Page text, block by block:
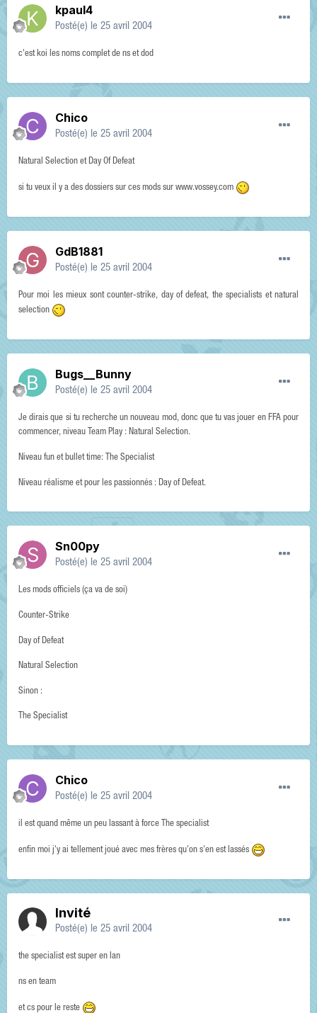
kpaul4
Posté(e) le 25 avril 2004
c'est koi les noms complet de ns et dod
Chico
Posté(e) le 25 avril 2004
Natural Selection et Day Of Defeat
si tu veux il y a des dossiers sur ces mods sur www.vossey.com
GdB1881
Posté(e) le 25 avril 2004
Pour moi les mieux sont counter-strike, day of defeat, the specialists et natural
selection
Bugs__Bunny
Posté(e) le 25 avril 2004
Je dirais que si tu recherche un nouveau mod, donc que tu vas jouer en FFA pour
commencer, niveau Team Play : Natural Selection.
Niveau fun et bullet time: The Specialist
Niveau réalisme et pour les passionnés : Day of Defeat.
Sn00py
Posté(e) le 25 avril 2004
Les mods officiels (ça va de soi)
Counter-Strike
Day of Defeat
Natural Selection
Sinon :
The Specialist
Chico
Posté(e) le 25 avril 2004
il est quand même un peu lassant à force The specialist
enfin moi j'y ai tellement joué avec mes frères qu'on s'en est lassés
Invité
Posté(e) le 25 avril 2004
the specialist est super en lan
ns en team
et cs pour le reste